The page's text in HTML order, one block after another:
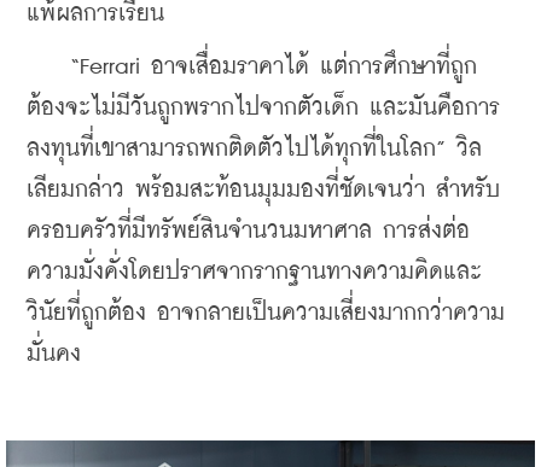
แพ้ผลการเรียน
“Ferrari อาจเสื่อมราคาได้ แต่การศึกษาที่ถูก
ต้องจะไม่มีวันถูกพรากไปจากตัวเด็ก และมันคือการ
ลงทุนที่เขาสามารถพกติดตัวไปได้ทุกที่ในโลก” วิล
เลียมกล่าว พร้อมสะท้อนมุมมองที่ชัดเจนว่า สำหรับ
ครอบครัวที่มีทรัพย์สินจำนวนมหาศาล การส่งต่อ
ความมั่งคั่งโดยปราศจากรากฐานทางความคิดและ
วินัยที่ถูกต้อง อาจกลายเป็นความเสี่ยงมากกว่าความ
มั่นคง